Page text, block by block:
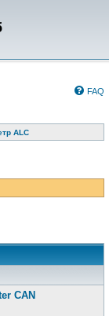
FAQ
ALC
CAN